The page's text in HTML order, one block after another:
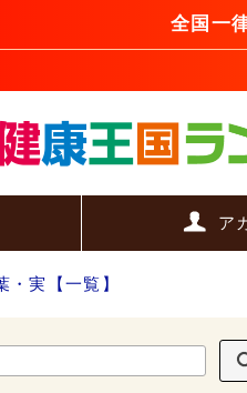
全国一
ア
・実【一覧】